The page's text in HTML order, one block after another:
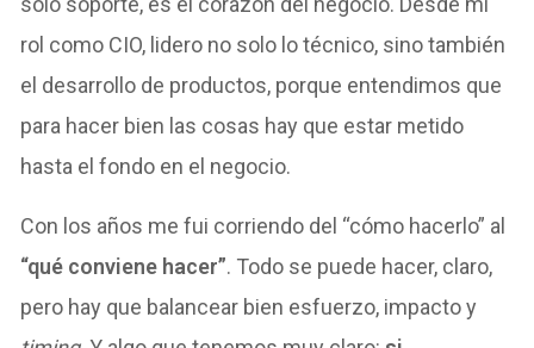
rol como CIO, lidero no solo lo técnico, sino también
el desarrollo de productos, porque entendimos que
para hacer bien las cosas hay que estar metido
hasta el fondo en el negocio.
Con los años me fui corriendo del “cómo hacerlo” al
“qué conviene hacer”. Todo se puede hacer, claro,
pero hay que balancear bien esfuerzo, impacto y